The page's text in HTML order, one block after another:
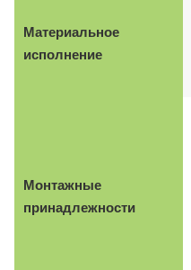
Материальное
исполнение
Монтажные
принадлежности